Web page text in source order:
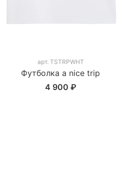
арт. TSTRPWHT
Футболка a nice trip
4 900 ₽